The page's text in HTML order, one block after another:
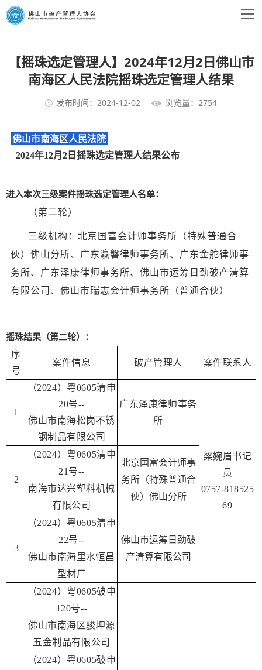
【摇珠选定管理人】2024年12月2日佛山市
南海区人民法院摇珠选定管理人结果
发布时间：2024-12-02 浏览量：2754
佛山市南海区人民法院
2024年12月2日摇珠选定管理人结果公布
进入本次三级案件摇珠选定管理人名单：
（第二轮）
三级机构： 北京国富会计师事务所（特殊普通合
伙）佛山分所、广东瀛磐律师事务所、广东金舵律师事
务所、广东泽康律师事务所、佛山市运筹日劲破产清算
有限公司、佛山市瑞志会计师事务所（普通合伙）
摇珠结果（第二轮）：
序
号
案件信息 破产管理人 案件联系人
1
（2024）粤0605清申
20号--
佛山市南海松岗不锈
钢制品有限公司
广东泽康律师事务
所
梁婉眉书记
员
0757-818525
69
2
（2024）粤0605清申
21号--
南海市达兴塑料机械
有限公司
北京国富会计师事
务所（特殊普通合
伙）佛山分所
3
（2024）粤0605清申
22号--
佛山市南海里水恒昌
型材厂
佛山市运筹日劲破
产清算有限公司
（2024）粤0605破申
120号--
佛山市南海区骏坤源
五金制品有限公司
（2024）粤0605破申